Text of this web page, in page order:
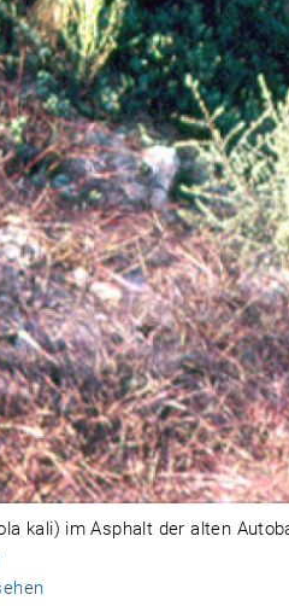
kali) im Asphalt der alten